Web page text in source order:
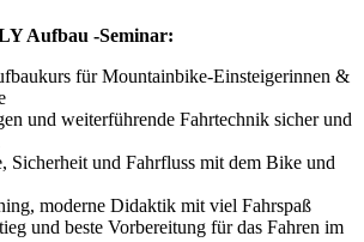
Aufbau -Seminar:
für Mountainbike-Einsteigerinnen &
und weiterführende Fahrtechnik sicher und
Sicherheit und Fahrfluss mit dem Bike und
moderne Didaktik mit viel Fahrspaß
und beste Vorbereitung für das Fahren im